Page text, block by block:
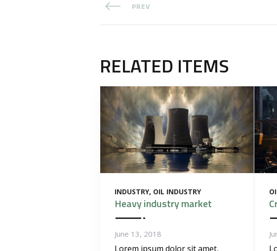
PREV
RELATED ITEMS
INDUSTRY OIL INDUSTRY
Heavy industry market
June 13, 2018
Lorem ipsum dolor sit amet,